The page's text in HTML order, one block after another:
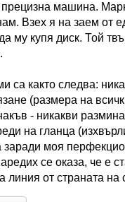
машина.
Взех я на заем от
му купя диск. Той
са както следва:
(размера на
- никакви
на гланца
заради моя
се оказа, че е
линия от страната на